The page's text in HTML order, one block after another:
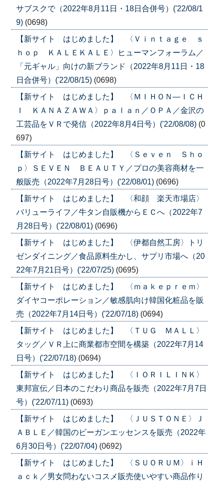
サブスクで（2022年8月11日・18日合併号）('22/08/1
9) (0698)
【新サイト はじめました】 〈Ｖｉｎｔａｇｅ ｓ
ｈｏｐ ＫＡＬＥＫＡＬＥ〉ヒューマンフォーラム／
「元ギャル」向けの新ブランド（2022年8月11日・18
日合併号）('22/08/15) (0698)
【新サイト はじめました】 〈ＭＩＨＯＮ―ＩＣＨ
Ｉ ＫＡＮＡＺＡＷＡ〉ｐａｌａｎ／ＯＰＡ／金沢の
工芸品をＶＲで発信（2022年8月4日号）('22/08/08) (0
697)
【新サイト はじめました】 〈Ｓｅｖｅｎ Ｓｈｏ
ｐ〉ＳＥＶＥＮ ＢＥＡＵＴＹ／プロの美容商材を一
般販売（2022年7月28日号）('22/08/01) (0696)
【新サイト はじめました】 〈和顔 楽天市場店〉
バリューライフ／牛タン自販機からＥＣへ（2022年7
月28日号）('22/08/01) (0696)
【新サイト はじめました】 〈伊都自然工房〉トリ
ゼンダイニング／食品原料生かし、サプリ市場へ（20
22年7月21日号）('22/07/25) (0695)
【新サイト はじめました】 〈ｍａｋｅｐｒｅｍ〉
ダイヤコーポレーション／敏感肌向け韓国化粧品を販
売（2022年7月14日号）('22/07/18) (0694)
【新サイト はじめました】 〈ＴＵＧ ＭＡＬＬ〉
タッグ／ＶＲ上に商業都市空間を構築（2022年7月14
日号）('22/07/18) (0694)
【新サイト はじめました】 〈ＩＯＲＩＬＩＮＫ〉
東邦宣伝／日本のこだわり商品を販売（2022年7月7日
号）('22/07/11) (0693)
【新サイト はじめました】 〈ＪＵＳＴＯＮＥ〉Ｊ
ＡＢＬＥ／韓国のビーガンエッセンスを販売（2022年
6月30日号）('22/07/04) (0692)
【新サイト はじめました】 〈ＳＵＯＲＵＭ〉ｉＨ
ａｃｋ／男女問わないコスメ販売使いやすい商品作り